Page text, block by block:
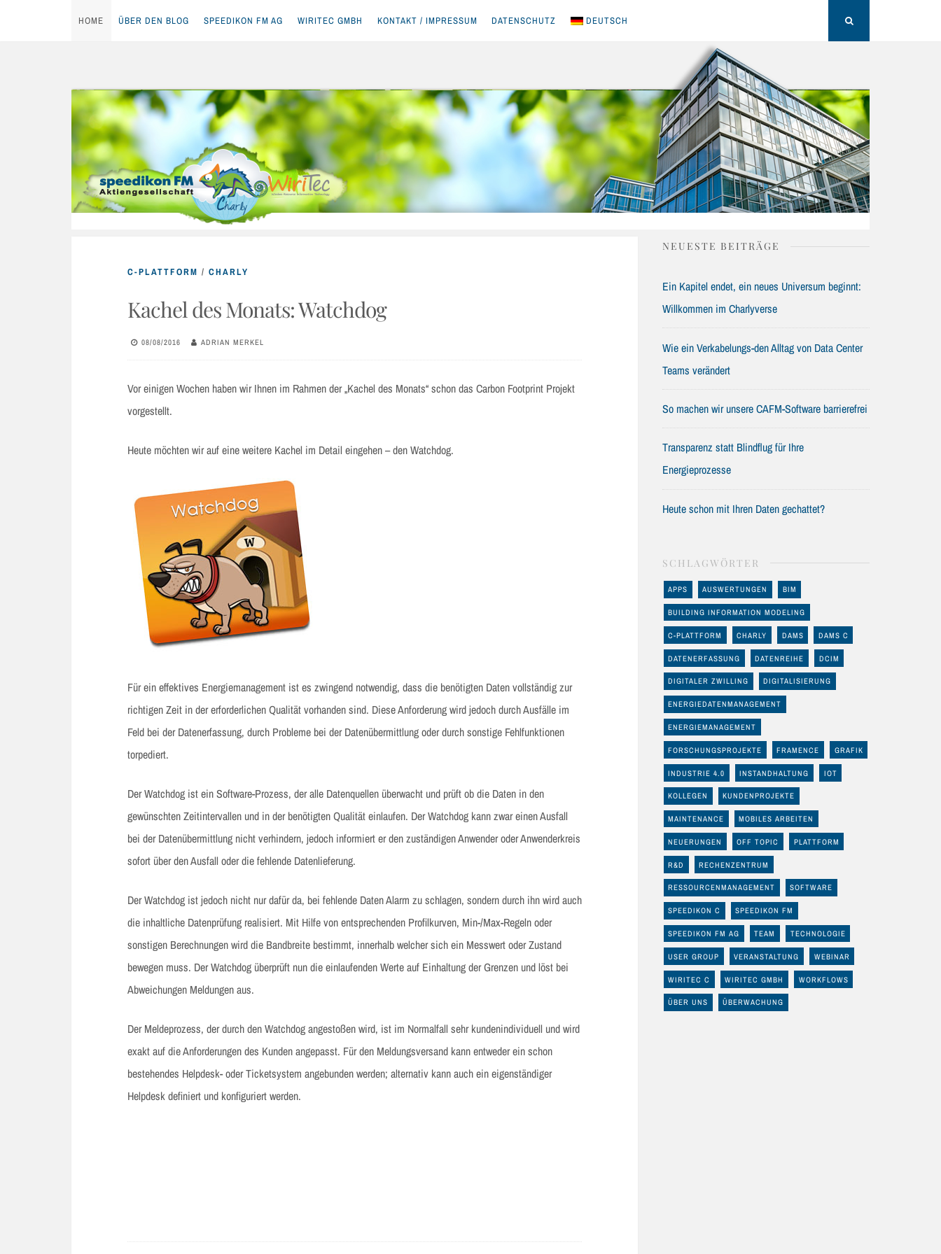
content
HOME ÜBER DEN BLOG SPEEDIKON FM AG WIRITEC GMBH KONTAKT / IMPRESSUM DATENSCHUTZ DEUTSCH
C-PLATTFORM / CHARLY
Kachel des Monats: Watchdog
08/08/2016 ADRIAN MERKEL
Vor einigen Wochen haben wir Ihnen im Rahmen der „Kachel des Monats“ schon das Carbon Footprint Projekt
vorgestellt.
Heute möchten wir auf eine weitere Kachel im Detail eingehen – den Watchdog.
Für ein effektives Energiemanagement ist es zwingend notwendig, dass die benötigten Daten vollständig zur
richtigen Zeit in der erforderlichen Qualität vorhanden sind. Diese Anforderung wird jedoch durch Ausfälle im
Feld bei der Datenerfassung, durch Probleme bei der Datenübermittlung oder durch sonstige Fehlfunktionen
torpediert.
Der Watchdog ist ein Software-Prozess, der alle Datenquellen überwacht und prüft ob die Daten in den
gewünschten Zeitintervallen und in der benötigten Qualität einlaufen. Der Watchdog kann zwar einen Ausfall
bei der Datenübermittlung nicht verhindern, jedoch informiert er den zuständigen Anwender oder Anwenderkreis
sofort über den Ausfall oder die fehlende Datenlieferung.
Der Watchdog ist jedoch nicht nur dafür da, bei fehlende Daten Alarm zu schlagen, sondern durch ihn wird auch
die inhaltliche Datenprüfung realisiert. Mit Hilfe von entsprechenden Profilkurven, Min-/Max-Regeln oder
sonstigen Berechnungen wird die Bandbreite bestimmt, innerhalb welcher sich ein Messwert oder Zustand
bewegen muss. Der Watchdog überprüft nun die einlaufenden Werte auf Einhaltung der Grenzen und löst bei
Abweichungen Meldungen aus.
Der Meldeprozess, der durch den Watchdog angestoßen wird, ist im Normalfall sehr kundenindividuell und wird
exakt auf die Anforderungen des Kunden angepasst. Für den Meldungsversand kann entweder ein schon
bestehendes Helpdesk- oder Ticketsystem angebunden werden; alternativ kann auch ein eigenständiger
Helpdesk definiert und konfiguriert werden.
NEUESTE BEITRÄGE
Ein Kapitel endet, ein neues Universum beginnt:
Willkommen im Charlyverse
Wie ein Verkabelungs-den Alltag von Data Center
Teams verändert
So machen wir unsere CAFM-Software barrierefrei
Transparenz statt Blindflug für Ihre
Energieprozesse
Heute schon mit Ihren Daten gechattet?
SCHLAGWÖRTER
APPS AUSWERTUNGEN BIM
BUILDING INFORMATION MODELING
C-PLATTFORM CHARLY DAMS DAMS C
DATENERFASSUNG DATENREIHE DCIM
DIGITALER ZWILLING DIGITALISIERUNG
ENERGIEDATENMANAGEMENT
ENERGIEMANAGEMENT
FORSCHUNGSPROJEKTE FRAMENCE GRAFIK
INDUSTRIE 4.0 INSTANDHALTUNG IOT
KOLLEGEN KUNDENPROJEKTE
MAINTENANCE MOBILES ARBEITEN
NEUERUNGEN OFF TOPIC PLATTFORM
R&D RECHENZENTRUM
RESSOURCENMANAGEMENT SOFTWARE
SPEEDIKON C SPEEDIKON FM
SPEEDIKON FM AG TEAM TECHNOLOGIE
USER GROUP VERANSTALTUNG WEBINAR
WIRITEC C WIRITEC GMBH WORKFLOWS
ÜBER UNS ÜBERWACHUNG